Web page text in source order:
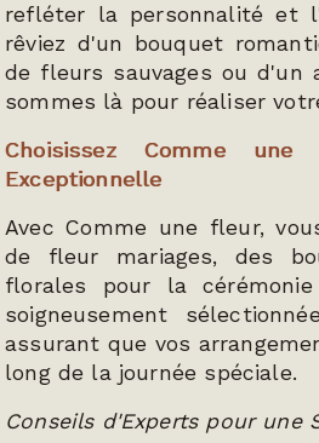
refléter la personnalité et
rêviez d'un bouquet
de fleurs sauvages ou d'un
sommes là pour réaliser
Choisissez Comme
Exceptionnelle
Avec Comme une fleur,
de fleur mariages, des
florales pour la
soigneusement
assurant que vos
long de la journée spéciale.
Conseils d'Experts pour une